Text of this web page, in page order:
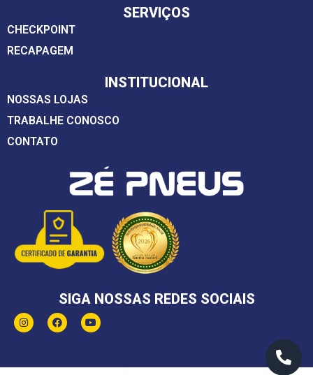
SERVIÇOS
CHECKPOINT
RECAPAGEM
INSTITUCIONAL
NOSSAS LOJAS
TRABALHE CONOSCO
CONTATO
SIGA NOSSAS REDES SOCIAIS